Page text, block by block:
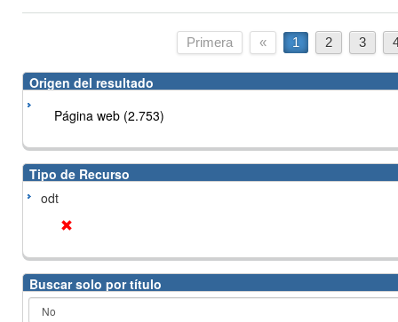
Primera « 1 2 3
Origen del resultado
Página web (2.753)
Tipo de Recurso
odt
Buscar solo por título